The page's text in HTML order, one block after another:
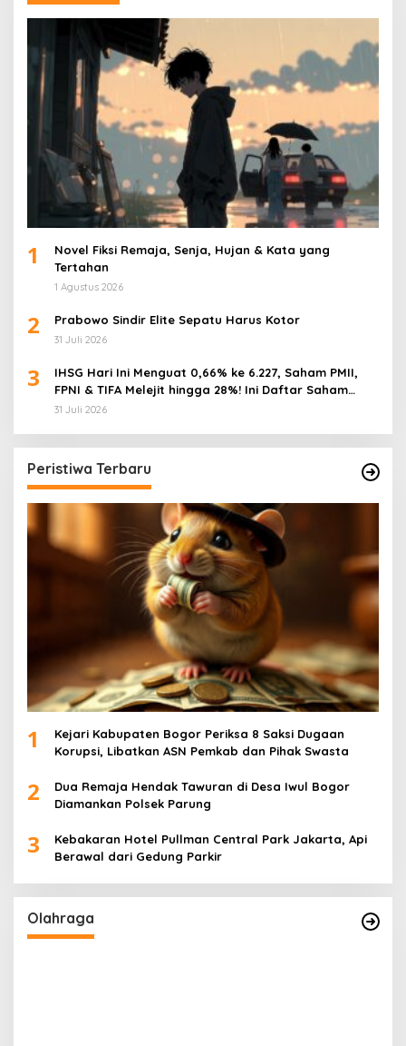
1
Novel Fiksi Remaja, Senja, Hujan & Kata yang
Tertahan
1 Agustus 2026
2 Prabowo Sindir Elite Sepatu Harus Kotor
31 Juli 2026
3
IHSG Hari Ini Menguat 0,66% ke 6.227, Saham PMII,
FPNI & TIFA Melejit hingga 28%! Ini Daftar Saham
Paling Cuan & Volume Tertinggi 31 Juli 2026
31 Juli 2026
Peristiwa Terbaru
1
Kejari Kabupaten Bogor Periksa 8 Saksi Dugaan
Korupsi, Libatkan ASN Pemkab dan Pihak Swasta
2
Dua Remaja Hendak Tawuran di Desa Iwul Bogor
Diamankan Polsek Parung
3
Kebakaran Hotel Pullman Central Park Jakarta, Api
Berawal dari Gedung Parkir
Olahraga